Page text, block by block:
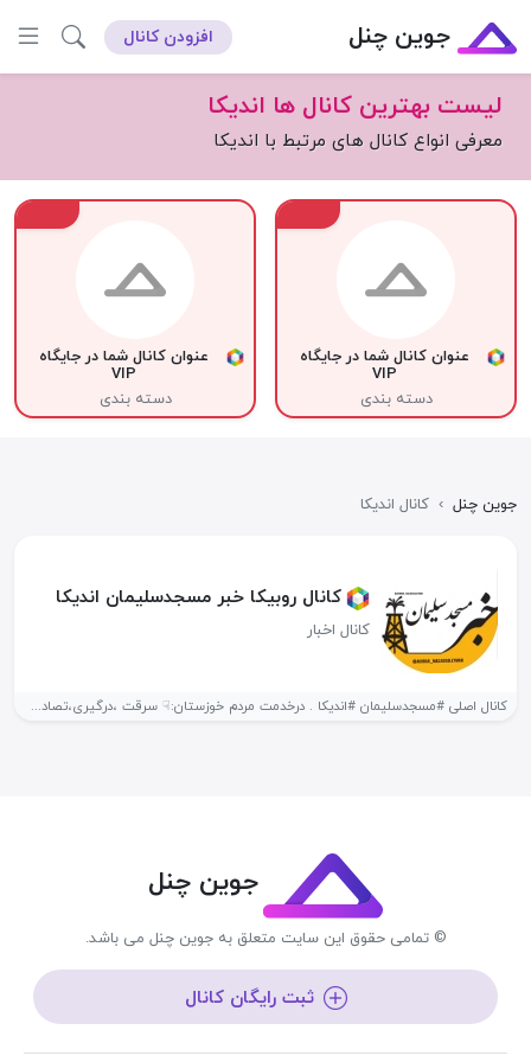
جوین چنل افزودن کانال
لیست بهترین کانال ها اندیکا
معرفی انواع کانال های مرتبط با اندیکا
عنوان کانال شما در جایگاه
VIP
دسته بندی
عنوان کانال شما در جایگاه
VIP
دسته بندی
جوین چنل › کانال اندیکا
کانال روبیکا خبر مسجدسلیمان اندیکا
کانال اخبار
کانال اصلی #مسجدسلیمان #اندیکا ‌. درخدمت مردم خوزستان:☟ سرقت ،درگیری،تصادف،آتشسوزی،دوربین مداربسته شناسایی...
جوین چنل
© تمامی حقوق این سایت متعلق به جوین چنل می باشد.
ثبت رایگان کانال